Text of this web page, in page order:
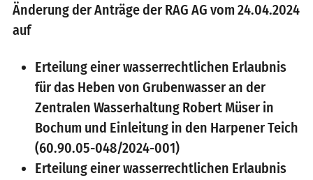
Änderung der Anträge der RAG AG vom 24.04.2024
auf
Erteilung einer wasserrechtlichen Erlaubnis
für das Heben von Grubenwasser an der
Zentralen Wasserhaltung Robert Müser in
Bochum und Einleitung in den Harpener Teich
(60.90.05-048/2024-001)
Erteilung einer wasserrechtlichen Erlaubnis